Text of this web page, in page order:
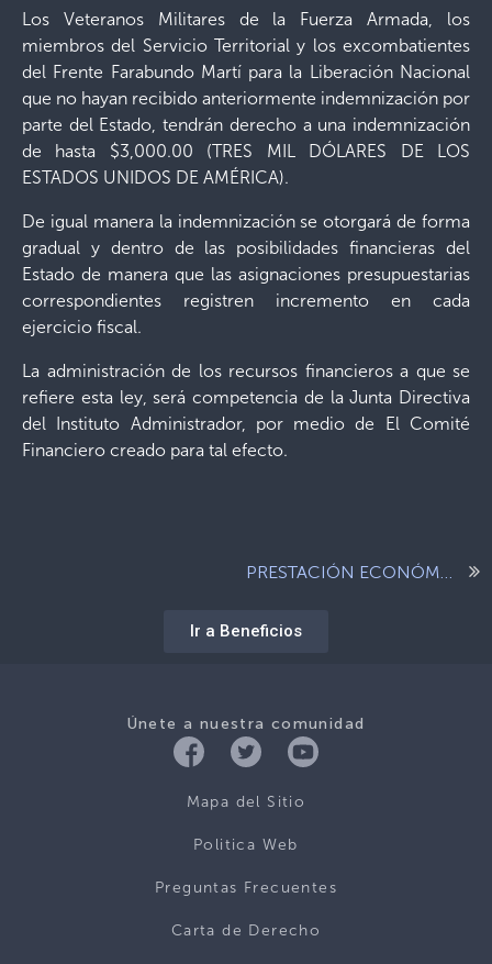
Los Veteranos Militares de la Fuerza Armada, los
miembros del Servicio Territorial y los excombatientes
del Frente Farabundo Martí para la Liberación Nacional
que no hayan recibido anteriormente indemnización por
parte del Estado, tendrán derecho a una indemnización
de hasta $3,000.00 (TRES MIL DÓLARES DE LOS
ESTADOS UNIDOS DE AMÉRICA).
De igual manera la indemnización se otorgará de forma
gradual y dentro de las posibilidades financieras del
Estado de manera que las asignaciones presupuestarias
correspondientes registren incremento en cada
ejercicio fiscal.
La administración de los recursos financieros a que se
refiere esta ley, será competencia de la Junta Directiva
del Instituto Administrador, por medio de El Comité
Financiero creado para tal efecto.
PRESTACIÓN ECONÓMICA PARA SERVICIOS FUNERARIOS
Ir a Beneficios
Únete a nuestra comunidad
Mapa del Sitio
Politica Web
Preguntas Frecuentes
Carta de Derecho